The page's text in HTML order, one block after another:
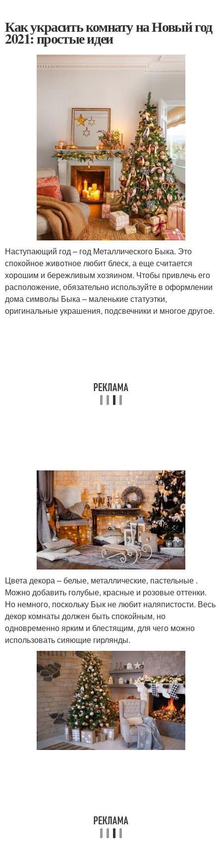
Как украсить комнату на Новый год
2021: простые идеи
Наступающий год – год Металлического Быка. Это
спокойное животное любит блеск, а еще считается
хорошим и бережливым хозяином. Чтобы привлечь его
расположение, обязательно используйте в оформлении
дома символы Быка – маленькие статуэтки,
оригинальные украшения, подсвечники и многое другое.
Цвета декора – белые, металлические, пастельные .
Можно добавить голубые, красные и розовые оттенки.
Но немного, поскольку Бык не любит наляпистости. Весь
декор комнаты должен быть спокойным, но
одновременно ярким и блестящим, для чего можно
использовать сияющие гирлянды.